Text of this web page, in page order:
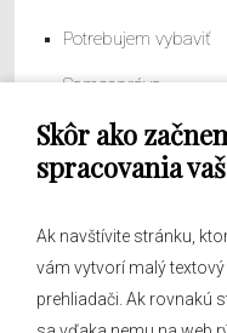
Skôr ako
spracovania
Ak navštívite stránku,
vám vytvorí malý
prehliadači. Ak rovnakú
Potrebujem vybaviť
Samospráva
Obecný úrad
O obci